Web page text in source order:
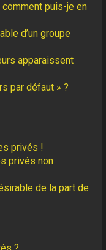
puis-je en
d’un groupe
apparaissent
par défaut » ?
privés !
privés non
de la part de